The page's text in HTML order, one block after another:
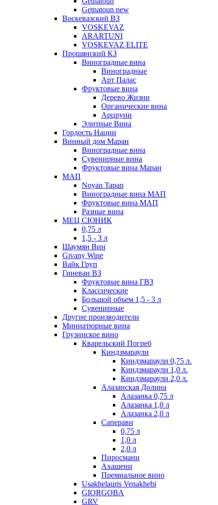
Getnatoun new
Воскевазский ВЗ
VOSKEVAZ
ARARTUNI
VOSKEVAZ ELITE
Прошянский КЗ
Виноградные вина
Виноградные
Арт Палас
Фруктовые вина
Дерево Жизни
Органические вина
Арцруни
Элитные Вина
Гордость Нации
Винный дом Маран
Виноградные вина
Сувенирные вина
Фруктовые вина Маран
МАП
Noyan Tapan
Виноградные вина МАП
Фруктовые вина МАП
Разные вина
МЕЦ СЮНИК
0,75 л
1,5 - 3 л
Шаумян Вин
Givany Wine
Вайк Груп
Гиневан ВЗ
Фруктовые вина ГВЗ
Классические
Большой объем 1,5 - 3 л
Сувенирные
Другие производители
Миниатюрные вина
Грузинское вино
Кварельский Погреб
Киндзмараули
Киндзмараули 0,75 л.
Киндзмараули 1,0 л.
Киндзмараули 2,0 л.
Алазанская Долина
Алазанка 0,75 л
Алазанка 1,0 л
Алазанка 2,0 л
Саперави
0,75 л
1,0 л
2,0 л
Пиросмани
Ахашени
Премиальное вино
Usakhelauris Venakhebi
GIORGOBA
GRV